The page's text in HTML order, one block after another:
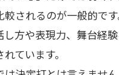
されるのが一般的です
方や表現力、舞台経
ています。